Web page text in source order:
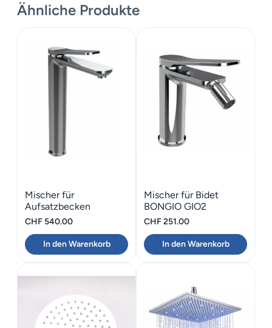
Ähnliche Produkte
Mischer für
Aufsatzbecken
Schwarz matt BONGIO
CHF 540.00
In den Warenkorb
Mischer für Bidet
BONGIO GIO2
CHF251.00
In den Warenkorb